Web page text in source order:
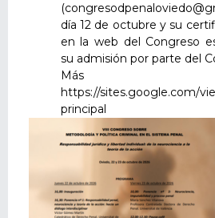
día 12 de octubre y su
en la web del Congreso
su admisión por parte del
Más
https://sites.google.com/
principal